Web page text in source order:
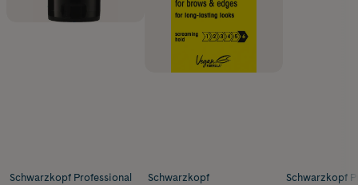
Schwarzkopf Professional
Schwarzkopf
Schwarzkopf